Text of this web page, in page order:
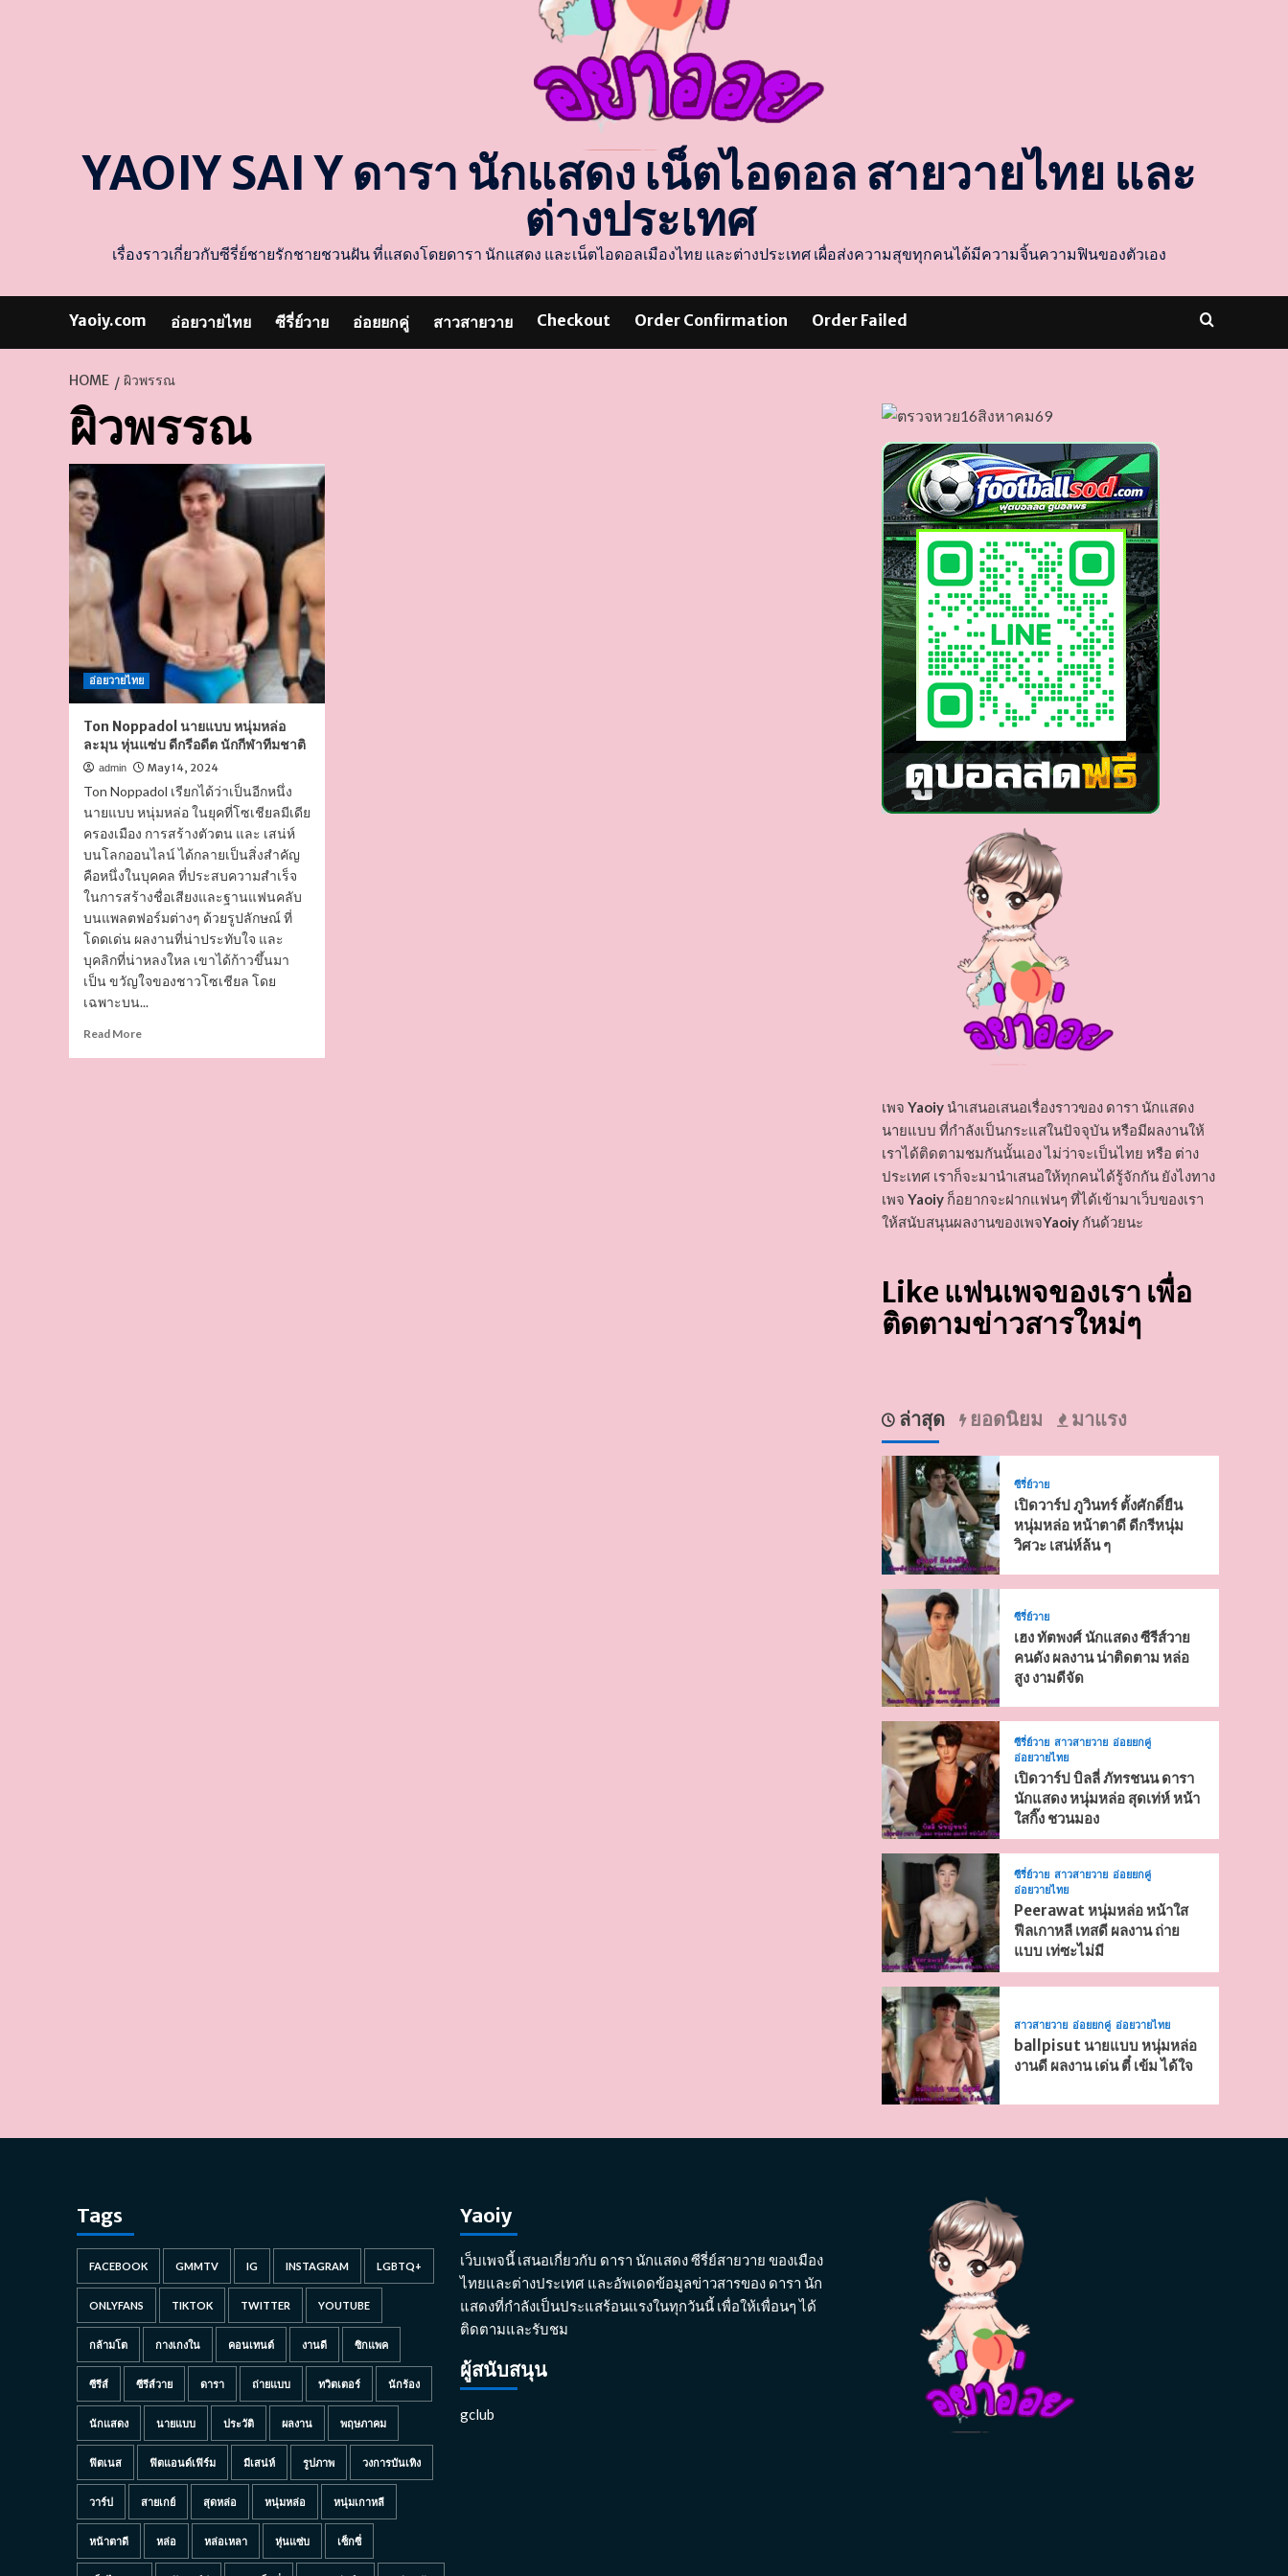
YAOIY SAI Y ดารา นักแสดง เน็ตไอดอล สายวายไทย และ
ต่างประเทศ
เรื่องราวเกี่ยวกับซีรี่ย์ชายรักชายชวนฝัน ที่แสดงโดยดารา นักแสดง และเน็ตไอดอลเมืองไทย และต่างประเทศ เผื่อส่งความสุขทุกคนได้มีความจิ้นความฟินของตัวเอง
Yaoiy.com อ่อยวายไทย ซีรี่ย์วาย อ่อยยกคู่ สาวสายวาย Checkout Order Confirmation Order Failed
HOME ผิวพรรณ
ผิวพรรณ
อ่อยวายไทย
Ton Noppadol นายแบบ หนุ่มหล่อ
ละมุน หุ่นแซ่บ ดีกรีอดีต นักกีฬาทีมชาติ
admin May 14, 2024
Ton Noppadol เรียกได้ว่าเป็นอีกหนึ่ง
นายแบบ หนุ่มหล่อ ในยุคที่โซเชียลมีเดีย
ครองเมือง การสร้างตัวตน และ เสน่ห์
บนโลกออนไลน์ ได้กลายเป็นสิ่งสำคัญ
คือหนึ่งในบุคคล ที่ประสบความสำเร็จ
ในการสร้างชื่อเสียงและฐานแฟนคลับ
บนแพลตฟอร์มต่างๆ ด้วยรูปลักษณ์ ที่
โดดเด่น ผลงานที่น่าประทับใจ และ
บุคลิกที่น่าหลงใหล เขาได้ก้าวขึ้นมา
เป็น ขวัญใจของชาวโซเชียล โดย
เฉพาะบน...
Read MoreRead
dooballstar com
เพจ Yaoiyนำเสนอเสนอเรื่องราวของ ดารา นักแสดง
นายแบบ ที่กำลังเป็นกระแสในปัจจุบัน หรือมีผลงานให้
เราได้ติดตามชมกันนั้นเอง ไม่ว่าจะเป็นไทย หรือ ต่าง
ประเทศ เราก็จะมานำเสนอให้ทุกคนได้รู้จักกัน ยังไงทาง
เพจ Yaoiyก็อยากจะฝากแฟนๆ ที่ได้เข้ามาเว็บของเรา
ให้สนับสนุนผลงานของเพจYaoiyกันด้วยนะ
Like แฟนเพจของเรา เพื่อ
ติดตามข่าวสารใหม่ๆ
ล่าสุด ยอดนิยม มาแรง
ซีรี่ย์วาย
เปิดวาร์ป ภูวินทร์ ตั้งศักดิ์ยืน
หนุ่มหล่อ หน้าตาดี ดีกรีหนุ่ม
วิศวะ เสน่ห์ล้น ๆ
ซีรี่ย์วาย
เฮง ทัตพงศ์ นักแสดง ซีรีส์วาย
คนดัง ผลงาน น่าติดตาม หล่อ
สูง งามดีจัด
ซีรี่ย์วาย สาวสายวาย อ่อยยกคู่
อ่อยวายไทย
เปิดวาร์ป บิลลี่ ภัทรชนน ดารา
นักแสดง หนุ่มหล่อ สุดเท่ห์ หน้า
ใสกิ๊ง ชวนมอง
ซีรี่ย์วาย สาวสายวาย อ่อยยกคู่
อ่อยวายไทย
Peerawat หนุ่มหล่อ หน้าใส
ฟีลเกาหลี เทสดี ผลงาน ถ่าย
แบบ เท่ซะไม่มี
สาวสายวาย อ่อยยกคู่ อ่อยวายไทย
ballpisut นายแบบ หนุ่มหล่อ
งานดี ผลงาน เด่น ตี๋ เข้ม ได้ใจ
Tags
FACEBOOK GMMTV IG INSTAGRAM LGBTQ+
ONLYFANS TIKTOK TWITTER YOUTUBE
กล้ามโต กางเกงใน คอนเทนต์ งานดี ซิกแพค
ซีรีส์ ซีรีส์วาย ดารา ถ่ายแบบ ทวิตเตอร์ นักร้อง
นักแสดง นายแบบ ประวัติ ผลงาน พฤษภาคม
ฟิตเนส ฟิตแอนด์เฟิร์ม มีเสน่ห์ รูปภาพ วงการบันเทิง
วาร์ป สายเกย์ สุดหล่อ หนุ่มหล่อ หนุ่มเกาหลี
หน้าตาดี หล่อ หล่อเหลา หุ่นแซ่บ เซ็กซี่
Yaoiy
เว็บเพจนี้ เสนอเกี่ยวกับ ดารา นักแสดง ซีรี่ย์สายวาย ของเมือง
ไทยและต่างประเทศ และอัพเดดข้อมูลข่าวสารของ ดารา นัก
แสดงที่กำลังเป็นประแสร้อนแรงในทุกวันนี้ เพื่อให้เพื่อนๆ ได้
ติดตามและรับชม
ผู้สนับสนุน
gclub